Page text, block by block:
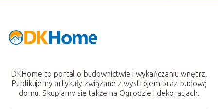
DKHome to portal o budownictwie i wykańczaniu wnętrz.
Publikujemy artykuły związane z wystrojem oraz budową
domu. Skupiamy się także na Ogrodzie i dekoracjach.